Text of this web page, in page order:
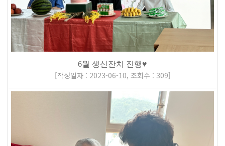
6월 생신잔치 진행♥
[작성일자 : 2023-06-10, 조회수 : 309]